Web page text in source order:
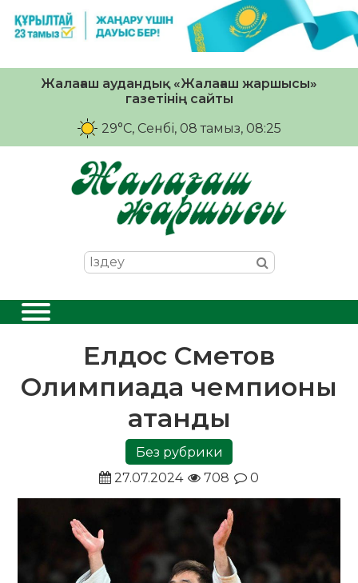
Жалағаш аудандық «Жалағаш жаршысы»
газетінің сайты
29°C, Сенбі, 08 тамыз, 08:25
Елдос Сметов
Олимпиада чемпионы
атанды
Без рубрики
27.07.2024
708 0